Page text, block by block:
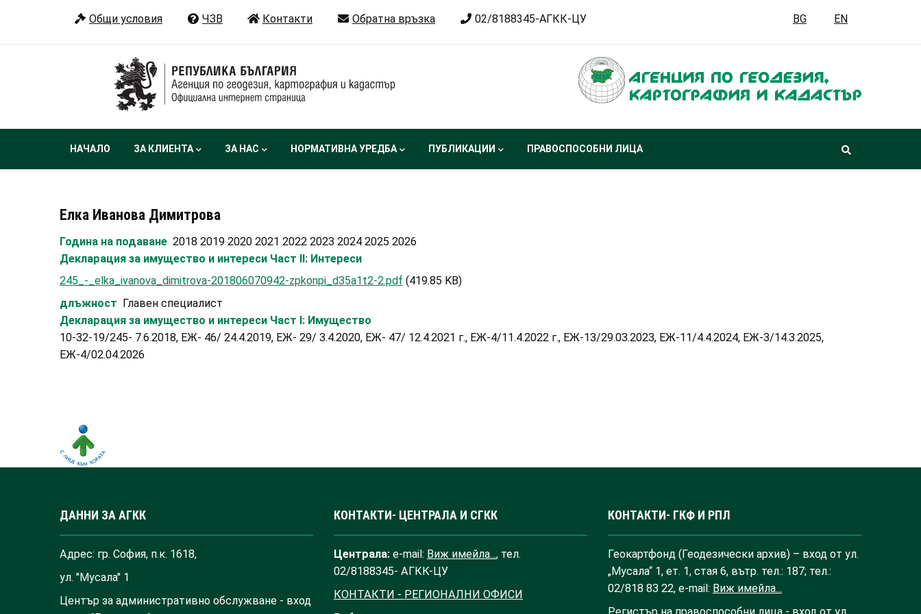
основното
Общи условия ЧЗВ Контакти Обратна връзка 02/8188345-АГКК-ЦУ BG EN
Main
НАЧАЛО ЗА КЛИЕНТА ЗА НАС НОРМАТИВНА УРЕДБА ПУБЛИКАЦИИ ПРАВОСПОСОБНИ ЛИЦА
Елка Иванова Димитрова
Година на подаване 2018 2019 2020 2021 2022 2023 2024 2025 2026
Декларация за имущество и интереси Част II: Интереси
245_-_elka_ivanova_dimitrova-201806070942-zpkonpi_d35a1t2-2.pdf (419.85 KB)
длъжност Главен специалист
Декларация за имущество и интереси Част I: Имущество
10-32-19/245- 7.6.2018, ЕЖ- 46/ 24.4.2019, ЕЖ- 29/ 3.4.2020, ЕЖ- 47/ 12.4.2021 г., ЕЖ-4/11.4.2022 г., ЕЖ-13/29.03.2023, ЕЖ-11/4.4.2024, ЕЖ-3/14.3.2025,
ЕЖ-4/02.04.2026
ДАННИ ЗА АГКК
Адрес: гр. София, п.к. 1618,
ул. "Мусала" 1
Център за административно обслужване - вход
КОНТАКТИ- ЦЕНТРАЛА И СГКК
Централа: e-mail: Виж имейла..., тел.
02/8188345- АГКК-ЦУ
КОНТАКТИ - РЕГИОНАЛНИ ОФИСИ
КОНТАКТИ- ГКФ И РПЛ
Геокартфонд (Геодезически архив) – вход от ул.
„Мусала“ 1, ет. 1, стая 6, вътр. тел.: 187; тел.:
02/818 83 22, e-mail: Виж имейла...